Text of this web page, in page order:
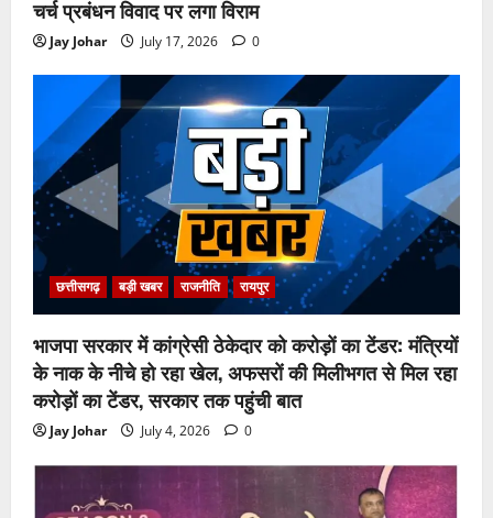
चर्च प्रबंधन विवाद पर लगा विराम
Jay Johar July 17, 2026 0
छत्तीसगढ़ बड़ी खबर राजनीति रायपुर
भाजपा सरकार में कांग्रेसी ठेकेदार को करोड़ों का टेंडर: मंत्रियों
के नाक के नीचे हो रहा खेल, अफसरों की मिलीभगत से मिल रहा
करोड़ों का टेंडर, सरकार तक पहुंची बात
Jay Johar July 4, 2026 0